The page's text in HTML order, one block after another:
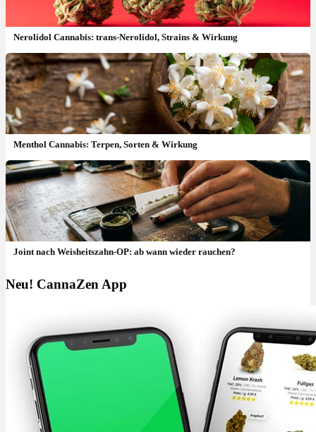
Nerolidol Cannabis: trans-Nerolidol, Strains & Wirkung
Menthol Cannabis: Terpen, Sorten & Wirkung
Joint nach Weisheitszahn-OP: ab wann wieder rauchen?
Neu! CannaZen App